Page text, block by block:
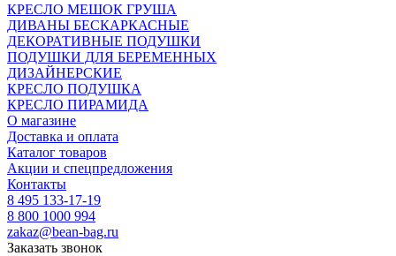
КРЕСЛО МЕШОК ГРУША
ДИВАНЫ БЕСКАРКАСНЫЕ
ДЕКОРАТИВНЫЕ ПОДУШКИ
ПОДУШКИ ДЛЯ БЕРЕМЕННЫХ
ДИЗАЙНЕРСКИЕ
КРЕСЛО ПОДУШКА
КРЕСЛО ПИРАМИДА
О магазине
Доставка и оплата
Каталог товаров
Акции и спецпредложения
Контакты
8 495 133-17-19
8 800 1000 994
zakaz@bean-bag.ru
Заказать звонок